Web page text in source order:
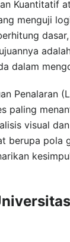
Kuantitatif
menguji
dalam
Penalaran
paling
visual
berupa pola